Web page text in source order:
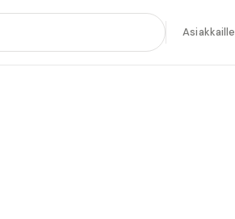
Asiakkaille